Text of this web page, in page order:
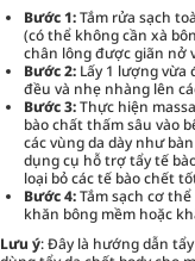
Bước 1:Tắm rửa sạch
(có thể không cần xà
chân lông được giãn nở
Bước 2: Lấy 1 lượng vừa
đều và nhẹ nhàng lên
Bước 3:Thực hiện
bào chất thấm sâu vào
các vùng da dày như
dụng cụ hỗ trợ tẩy tế
loại bỏ các tế bào chết
Bước 4:Tắm sạch cơ
khăn bông mềm hoặc
Lưu ý: Đây là hướng dẫn